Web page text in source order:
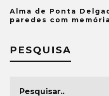
Alma de Ponta
paredes com
PESQUISA